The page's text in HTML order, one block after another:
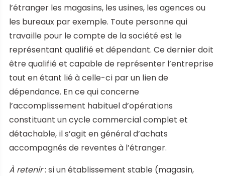
l’étranger les magasins, les usines, les agences ou
les bureaux par exemple. Toute personne qui
travaille pour le compte de la société est le
représentant qualifié et dépendant. Ce dernier doit
être qualifié et capable de représenter l’entreprise
tout en étant lié à celle-ci par un lien de
dépendance. En ce qui concerne
l’accomplissement habituel d’opérations
constituant un cycle commercial complet et
détachable, il s’agit en général d’achats
accompagnés de reventes à l’étranger.
À retenir: si un établissement stable (magasin,